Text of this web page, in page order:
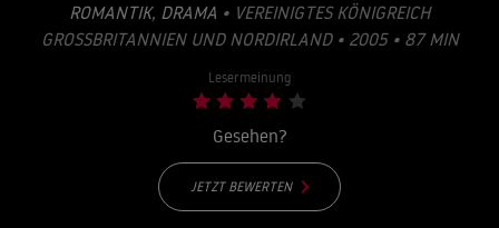
ROMANTIK, DRAMA • VEREINIGTES KÖNIGREICH
GROSSBRITANNIEN UND NORDIRLAND • 2005 • 87 MIN
Lesermeinung
Gesehen?
JETZT BEWERTEN